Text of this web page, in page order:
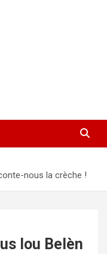
nous la crèche !
lou Belèn